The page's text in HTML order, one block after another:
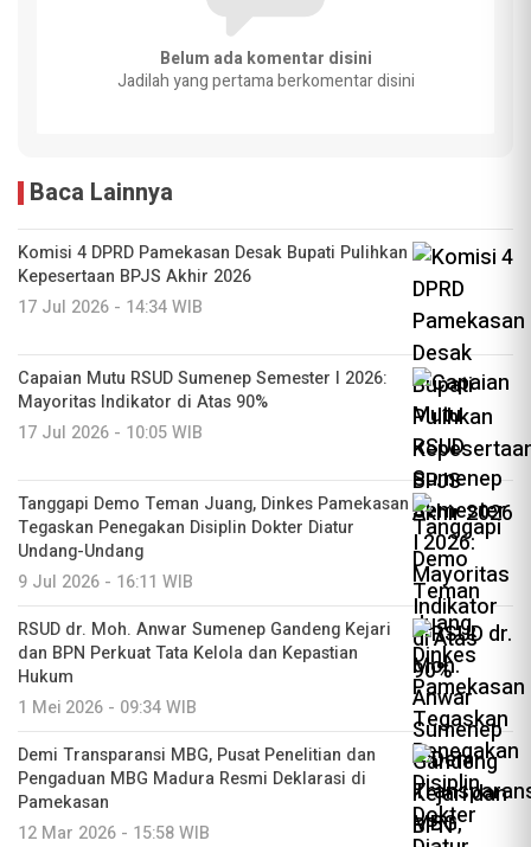
Belum ada komentar disini
Jadilah yang pertama berkomentar disini
Baca Lainnya
Komisi 4 DPRD Pamekasan Desak Bupati Pulihkan
Kepesertaan BPJS Akhir 2026
17 Jul 2026 - 14:34 WIB
Capaian Mutu RSUD Sumenep Semester I 2026:
Mayoritas Indikator di Atas 90%
17 Jul 2026 - 10:05 WIB
Tanggapi Demo Teman Juang, Dinkes Pamekasan
Tegaskan Penegakan Disiplin Dokter Diatur
Undang-Undang
9 Jul 2026 - 16:11 WIB
RSUD dr. Moh. Anwar Sumenep Gandeng Kejari
dan BPN Perkuat Tata Kelola dan Kepastian
Hukum
1 Mei 2026 - 09:34 WIB
Demi Transparansi MBG, Pusat Penelitian dan
Pengaduan MBG Madura Resmi Deklarasi di
Pamekasan
12 Mar 2026 - 15:58 WIB